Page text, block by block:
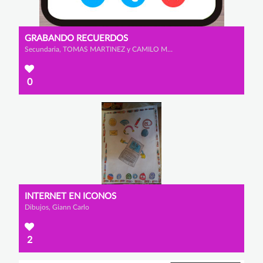
GRABANDO RECUERDOS
Secundaria, TOMAS MARTINEZ y CAMILO MUNEVAR
0
INTERNET EN ICONOS
Dibujos, Giann Carlo
2